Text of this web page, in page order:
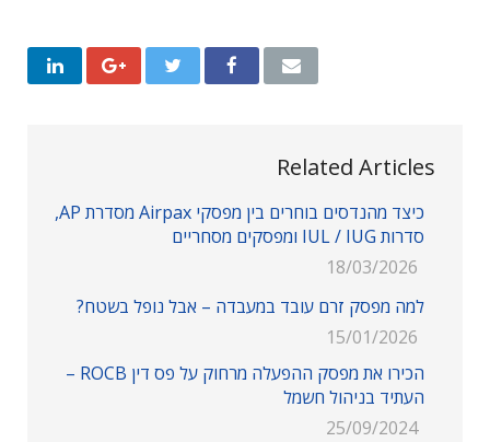
Related Articles
כיצד מהנדסים בוחרים בין מפסקי Airpax מסדרת AP,
סדרות IUL / IUG ומפסקים מסחריים
18/03/2026
למה מפסק זרם עובד במעבדה – אבל נופל בשטח?
15/01/2026
הכירו את מפסק ההפעלה מרחוק על פס דין ROCB –
העתיד בניהול חשמל
25/09/2024